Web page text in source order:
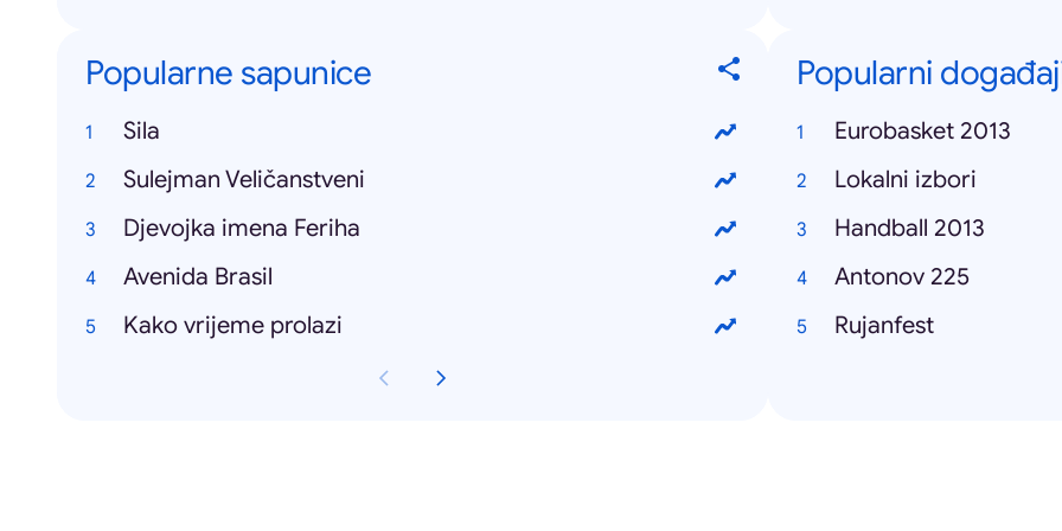
Popularne sapunice
Sila
Sulejman Veličanstveni
Djevojka imena Feriha
Avenida Brasil
Kako vrijeme prolazi
Popularni
Eurobasket 2013
Lokalni izbori
Handball 2013
Antonov 225
Rujanfest